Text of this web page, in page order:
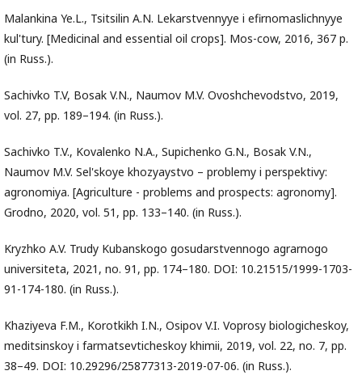
Malankina Ye.L., Tsitsilin A.N. Lekarstvennyye i efirnomaslichnyye
kul'tury. [Medicinal and essential oil crops]. Mos-cow, 2016, 367 p.
(in Russ.).
Sachivko T.V, Bosak V.N., Naumov M.V. Ovoshchevodstvo, 2019,
vol. 27, pp. 189–194. (in Russ.).
Sachivko T.V., Kovalenko N.A., Supichenko G.N., Bosak V.N.,
Naumov M.V. Sel'skoye khozyaystvo – problemy i perspektivy:
agronomiya. [Agriculture - problems and prospects: agronomy].
Grodno, 2020, vol. 51, pp. 133–140. (in Russ.).
Kryzhko A.V. Trudy Kubanskogo gosudarstvennogo agrarnogo
universiteta, 2021, no. 91, pp. 174–180. DOI: 10.21515/1999-1703-
91-174-180. (in Russ.).
Khaziyeva F.M., Korotkikh I.N., Osipov V.I. Voprosy biologicheskoy,
meditsinskoy i farmatsevticheskoy khimii, 2019, vol. 22, no. 7, pp.
38–49. DOI: 10.29296/25877313-2019-07-06. (in Russ.).